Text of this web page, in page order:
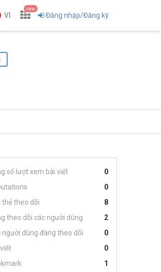
VI
new
Đăng nhập/Đăng ký
số lượt xem bài viết
0
0
thẻ theo dõi
8
theo dõi các người dùng
2
người dùng đang theo dõi
0
0
1